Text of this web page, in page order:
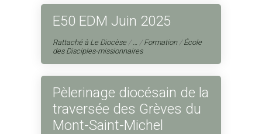
E50 EDM Juin 2025
Rattaché à Le Diocèse /… /Formation /École
des Disciples-missionnaires
Pèlerinage diocésain de la
traversée des Grèves du
Mont-Saint-Michel